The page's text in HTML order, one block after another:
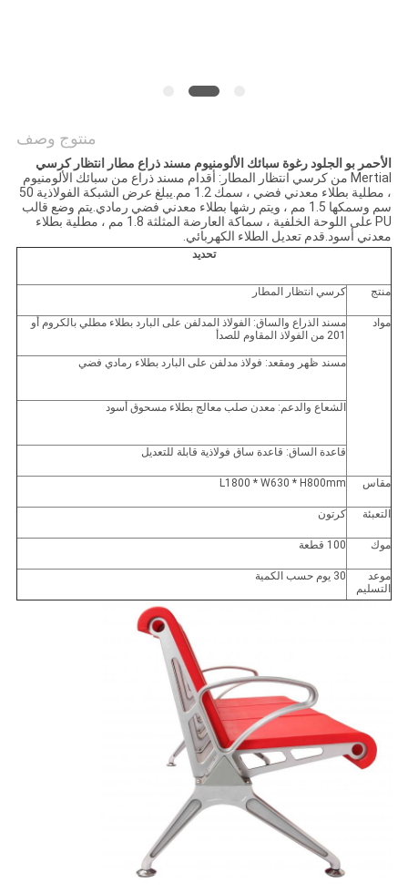
منتوج وصف
الأحمر بو الجلود رغوة سبائك الألومنيوم مسند ذراع مطار انتظار كرسي
Mertial من كرسي انتظار المطار: أقدام مسند ذراع من سبائك الألومنيوم
، مطلية بطلاء معدني فضي ، سمك 1.2 مم.يبلغ عرض الشبكة الفولاذية 50
سم وسمكها 1.5 مم ، ويتم رشها بطلاء معدني فضي رمادي.يتم وضع قالب
PU على اللوحة الخلفية ، سماكة العارضة المثلثة 1.8 مم ، مطلية بطلاء
معدني أسود.قدم تعديل الطلاء الكهربائي.
تحديد
منتج كرسي انتظار المطار
مواد
مسند الذراع والساق: الفولاذ المدلفن على البارد بطلاء مطلي بالكروم أو
201 من الفولاذ المقاوم للصدأ
مسند ظهر ومقعد: فولاذ مدلفن على البارد بطلاء رمادي فضي
الشعاع والدعم: معدن صلب معالج بطلاء مسحوق أسود
قاعدة الساق: قاعدة ساق فولاذية قابلة للتعديل
مقاس L1800 * W630 * H800mm
التعبئة كرتون
موك 100 قطعة
موعد
التسليم
30 يوم حسب الكمية